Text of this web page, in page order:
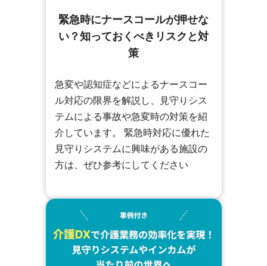
緊急時にナースコールが押せな
い？知っておくべきリスクと対
策
急変や認知症などによるナースコー
ル対応の限界を解説し、見守りシス
テムによる事故や急変時の対策を紹
介しています。 緊急時対応に優れた
見守りシステムに興味がある施設の
方は、ぜひ参考にしてください